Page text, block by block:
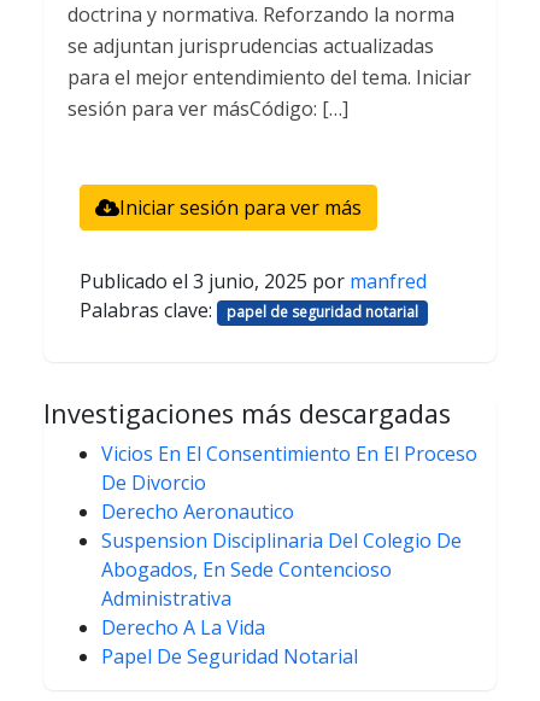
doctrina y normativa. Reforzando la norma
se adjuntan jurisprudencias actualizadas
para el mejor entendimiento del tema. Iniciar
sesión para ver másCódigo: […]
Iniciar sesión para ver más
Publicado el 3 junio, 2025 por manfred
Palabras clave:
papel de seguridad notarial
Investigaciones más descargadas
Vicios En El Consentimiento En El Proceso
De Divorcio
Derecho Aeronautico
Suspension Disciplinaria Del Colegio De
Abogados, En Sede Contencioso
Administrativa
Derecho A La Vida
Papel De Seguridad Notarial